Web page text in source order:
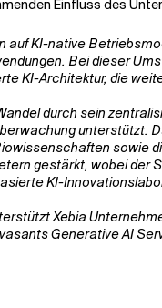
Themen
Einfluss des
auf KI-native
Bei dieser
KI-Architektur, die
durch sein
unterstützt.
sowie
gestärkt, wobei der
KI-
Xebia
Generative AI